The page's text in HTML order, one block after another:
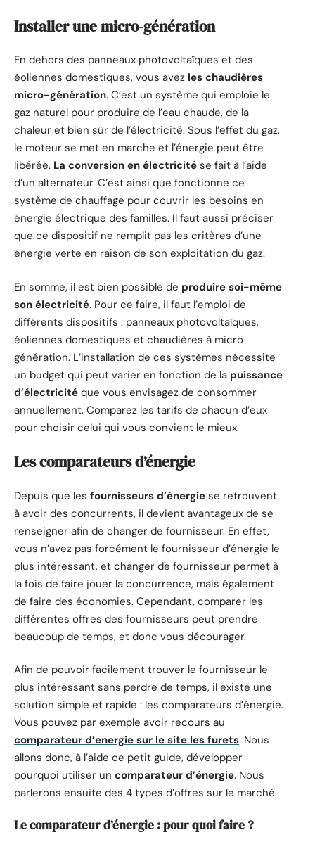
Installer une micro-génération
En dehors des panneaux photovoltaïques et des
éoliennes domestiques, vous avez les chaudières
micro-génération. C’est un système qui emploie le
gaz naturel pour produire de l’eau chaude, de la
chaleur et bien sûr de l’électricité. Sous l’effet du gaz,
le moteur se met en marche et l’énergie peut être
libérée. La conversion en électricité se fait à l’aide
d’un alternateur. C’est ainsi que fonctionne ce
système de chauffage pour couvrir les besoins en
énergie électrique des familles. Il faut aussi préciser
que ce dispositif ne remplit pas les critères d’une
énergie verte en raison de son exploitation du gaz.
En somme, il est bien possible de produire soi-même
son électricité. Pour ce faire, il faut l’emploi de
différents dispositifs : panneaux photovoltaïques,
éoliennes domestiques et chaudières à micro-
génération. L’installation de ces systèmes nécessite
un budget qui peut varier en fonction de la puissance
d’électricité que vous envisagez de consommer
annuellement. Comparez les tarifs de chacun d’eux
pour choisir celui qui vous convient le mieux.
Les comparateurs d’énergie
Depuis que les fournisseurs d’énergie se retrouvent
à avoir des concurrents, il devient avantageux de se
renseigner afin de changer de fournisseur. En effet,
vous n’avez pas forcément le fournisseur d’énergie le
plus intéressant, et changer de fournisseur permet à
la fois de faire jouer la concurrence, mais également
de faire des économies. Cependant, comparer les
différentes offres des fournisseurs peut prendre
beaucoup de temps, et donc vous décourager.
Afin de pouvoir facilement trouver le fournisseur le
plus intéressant sans perdre de temps, il existe une
solution simple et rapide : les comparateurs d’énergie.
Vous pouvez par exemple avoir recours au
comparateur d’energie sur le site les furets. Nous
allons donc, à l’aide ce petit guide, développer
pourquoi utiliser un comparateur d’énergie. Nous
parlerons ensuite des 4 types d’offres sur le marché.
Le comparateur d’énergie : pour quoi faire ?